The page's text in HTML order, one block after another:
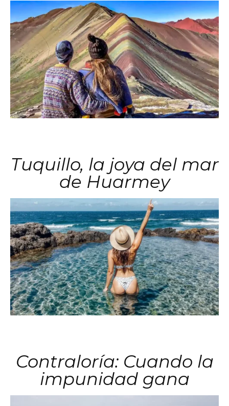
Tuquillo, la joya del mar
de Huarmey
Contraloría: Cuando la
impunidad gana